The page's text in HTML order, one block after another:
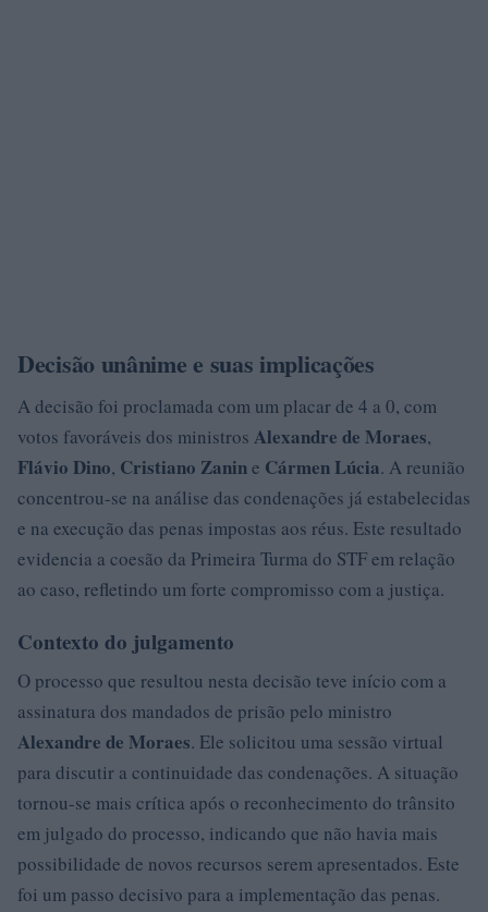
Decisão unânime e suas implicações
A decisão foi proclamada com um placar de 4 a 0, com
votos favoráveis dos ministros Alexandre de Moraes,
Flávio Dino, Cristiano Zanine Cármen Lúcia. A reunião
concentrou-se na análise das condenações já estabelecidas
e na execução das penas impostas aos réus. Este resultado
evidencia a coesão da Primeira Turma do STF em relação
ao caso, refletindo um forte compromisso com a justiça.
Contexto do julgamento
O processo que resultou nesta decisão teve início com a
assinatura dos mandados de prisão pelo ministro
Alexandre de Moraes. Ele solicitou uma sessão virtual
para discutir a continuidade das condenações. A situação
tornou-se mais crítica após o reconhecimento do trânsito
em julgado do processo, indicando que não havia mais
possibilidade de novos recursos serem apresentados. Este
foi um passo decisivo para a implementação das penas.